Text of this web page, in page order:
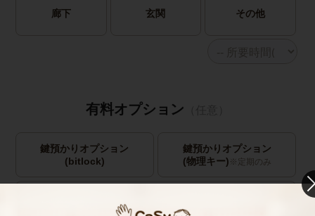
廊下 玄関 その他
有料オプション
鍵預かりオプション
(bitlock)
鍵預かりオプション
(物理キー) ※定期のみ
キャストの指名